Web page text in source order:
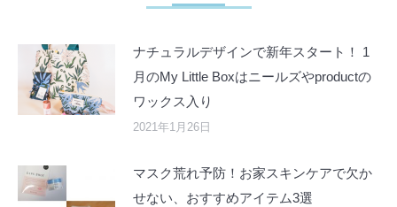
ナチュラルデザインで新年スタート！ 1
月のMy Little Boxはニールズやproductの
ワックス入り
2021年1月26日
マスク荒れ予防！お家スキンケアで欠か
せない、おすすめアイテム3選